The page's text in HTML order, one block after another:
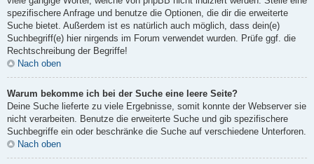
spezifischere Anfrage und benutze die Optionen, die dir die erweiterte
Suche bietet. Außerdem ist es natürlich auch möglich, dass dein(e)
Suchbegriff(e) hier nirgends im Forum verwendet wurden. Prüfe ggf. die
Rechtschreibung der Begriffe!
Nach oben
Warum bekomme ich bei der Suche eine leere Seite?
Deine Suche lieferte zu viele Ergebnisse, somit konnte der Webserver sie
nicht verarbeiten. Benutze die erweiterte Suche und gib spezifischere
Suchbegriffe ein oder beschränke die Suche auf verschiedene Unterforen.
Nach oben